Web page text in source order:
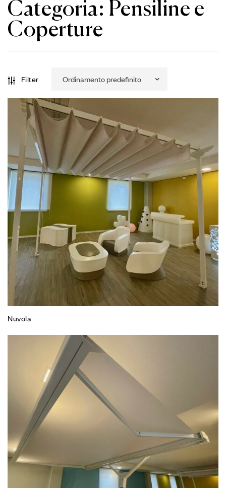
Categoria: Pensiline e
Coperture
Filter
Nuvola